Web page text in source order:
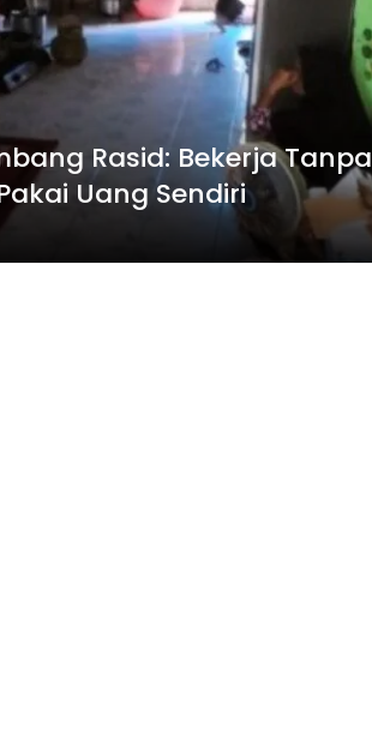
Rasid: Bekerja Tanpa
Uang Sendiri